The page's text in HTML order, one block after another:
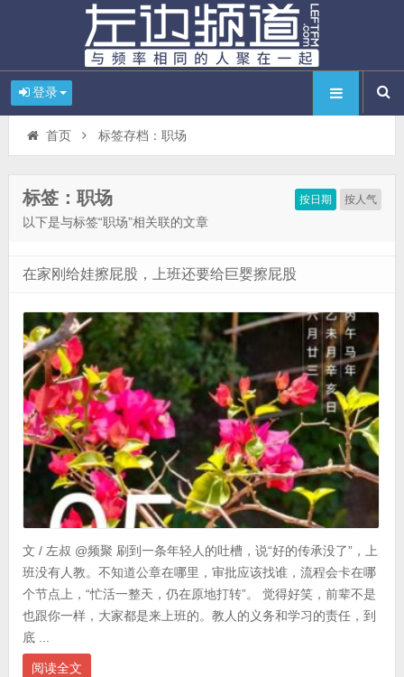
登录
首页 标签存档：职场
按日期 按人气
标签：职场
以下是与标签“职场”相关联的文章
在家刚给娃擦屁股，上班还要给巨婴擦屁股
文 / 左叔 @频聚 刷到一条年轻人的吐槽，说“好的传承没了”，上
班没有人教。不知道公章在哪里，审批应该找谁，流程会卡在哪
个节点上，“忙活一整天，仍在原地打转”。 觉得好笑，前辈不是
也跟你一样，大家都是来上班的。教人的义务和学习的责任，到
底 ...
阅读全文